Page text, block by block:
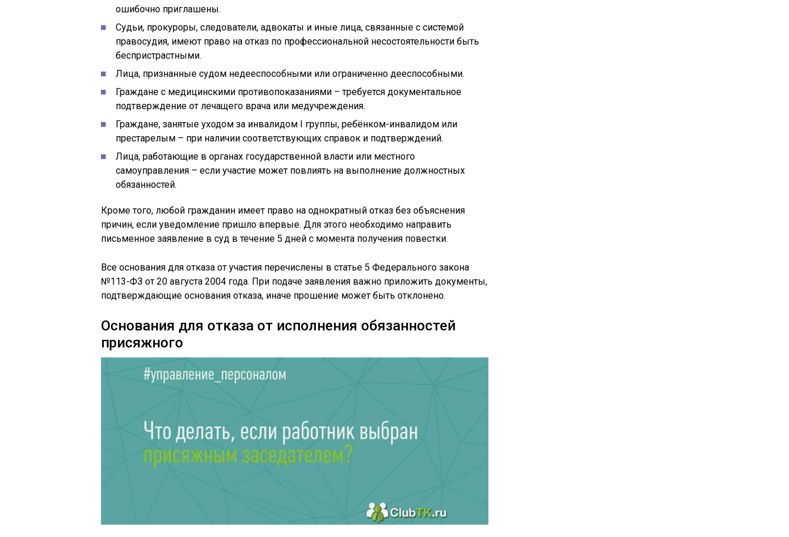
ошибочно приглашены.
Судьи, прокуроры, следователи, адвокаты и иные лица, связанные с системой
правосудия, имеют право на отказ по профессиональной несостоятельности быть
беспристрастными.
Лица, признанные судом недееспособными или ограниченно дееспособными.
Граждане с медицинскими противопоказаниями – требуется документальное
подтверждение от лечащего врача или медучреждения.
Граждане, занятые уходом за инвалидом I группы, ребёнком-инвалидом или
престарелым – при наличии соответствующих справок и подтверждений.
Лица, работающие в органах государственной власти или местного
самоуправления – если участие может повлиять на выполнение должностных
обязанностей.
Кроме того, любой гражданин имеет право на однократный отказ без объяснения
причин, если уведомление пришло впервые. Для этого необходимо направить
письменное заявление в суд в течение 5 дней с момента получения повестки.
Все основания для отказа от участия перечислены в статье 5 Федерального закона
№113-ФЗ от 20 августа 2004 года. При подаче заявления важно приложить документы,
подтверждающие основания отказа, иначе прошение может быть отклонено.
Основания для отказа от исполнения обязанностей
присяжного